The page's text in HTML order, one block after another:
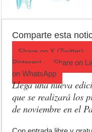
Teatro El Galpón sufrió
INCUCAI implementará
Comparte esta
Share on X (Twitter)
Pinterest
Share on
onWhatsApp
Llega una nueva
que se realizará los
de noviembre en el